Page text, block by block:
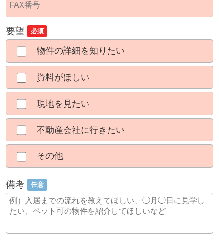
要望 必須
物件の詳細を知りたい
資料がほしい
現地を見たい
不動産会社に行きたい
その他
備考 任意